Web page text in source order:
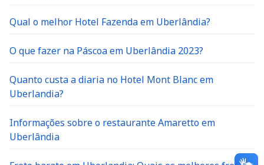
Qual o melhor Hotel Fazenda em Uberlândia?
O que fazer na Páscoa em Uberlândia 2023?
Quanto custa a diaria no Hotel Mont Blanc em
Uberlandia?
Informações sobre o restaurante Amaretto em
Uberlândia